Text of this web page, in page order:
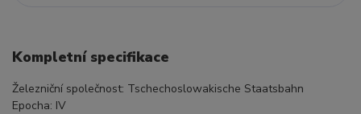
Kompletní specifikace
Železniční společnost: Tschechoslowakische Staatsbahn
Epocha: IV